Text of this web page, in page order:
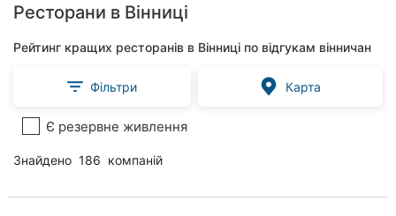
Ресторани в Вінниці
Рейтинг кращих ресторанів в Вінниці по відгукам вінничан
Фільтри Карта
Є резервне живлення
Знайдено 186 компаній